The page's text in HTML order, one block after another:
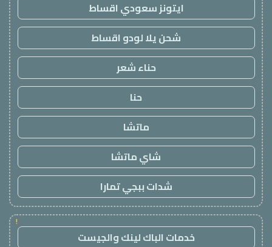
ايتونز سعودي اقساط
شحن يلا لودو اقساط
حناء شعر
حنا
ماتشا
شاي ماتشا
شدات ببجي تمارا
!
خدمات الباك لينك والجيست